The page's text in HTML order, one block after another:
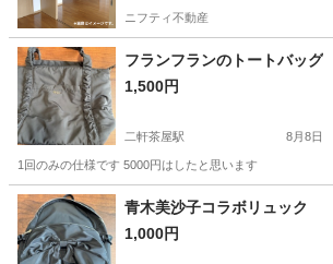
ニフティ不動産
フランフランのトートバッグ
1,500円
二軒茶屋駅 8月8日
1回のみの仕様です 5000円はしたと思います
鹿児島 鹿児島市 二軒茶屋駅 バッグ
青木美沙子コラボリュック
1,000円